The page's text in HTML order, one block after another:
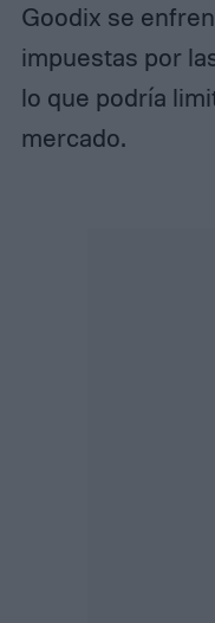
Goodix se
impuestas por
lo que podría
mercado.